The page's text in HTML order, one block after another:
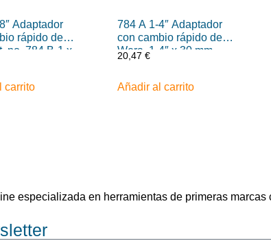
Adaptador
rápido de
no. 784 B-1 x
carrito
784 A 1-4″ Adaptador
con cambio rápido de
Wera, 1-4″ x 30 mm
20,47 €
Añadir al carrito
especializada en herramientas de primeras